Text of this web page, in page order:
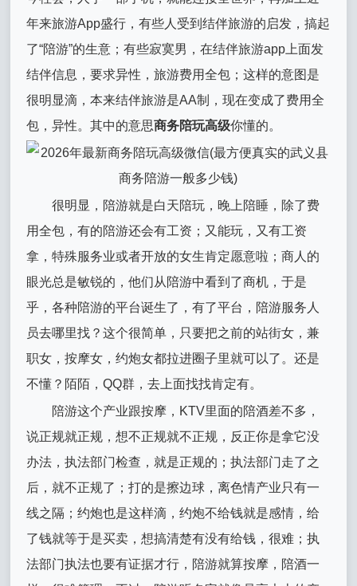
年来旅游App盛行，有些人受到结伴旅游的启发，搞起
了“陪游”的生意；有些寂寞男，在结伴旅游app上面发
结伴信息，要求异性，旅游费用全包；这样的意图是
很明显滴，本来结伴旅游是AA制，现在变成了费用全
包，异性。其中的意思商务陪玩高级你懂的。
很明显，陪游就是白天陪玩，晚上陪睡，除了费
用全包，有的陪游还会有工资；又能玩，又有工资
拿，特殊服务业或者开放的女生肯定愿意啦；商人的
眼光总是敏锐的，他们从陪游中看到了商机，于是
乎，各种陪游的平台诞生了，有了平台，陪游服务人
员去哪里找？这个很简单，只要把之前的站街女，兼
职女，按摩女，约炮女都拉进圈子里就可以了。还是
不懂？陌陌，QQ群，去上面找找肯定有。
陪游这个产业跟按摩，KTV里面的陪酒差不多，
说正规就正规，想不正规就不正规，反正你是拿它没
办法，执法部门检查，就是正规的；执法部门走了之
后，就不正规了；打的是擦边球，离色情产业只有一
线之隔；约炮也是这样滴，约炮不给钱就是感情，给
了钱就等于是买卖，想搞清楚有没有给钱，很难；执
法部门执法也要有证据才行，陪游就算按摩，陪酒一